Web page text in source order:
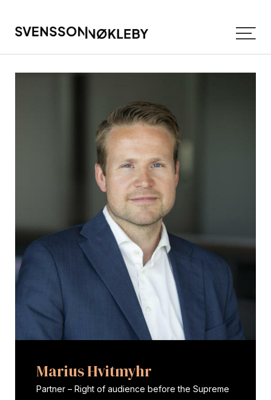
Marius Hvitmyhr
Partner – Right of audience before the Supreme